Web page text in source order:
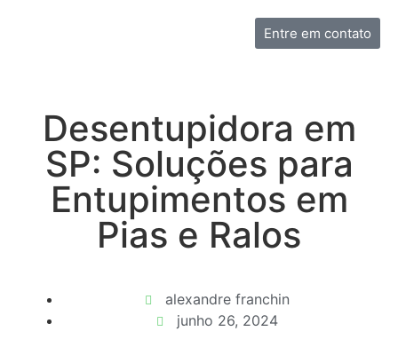
Entre em contato
Desentupidora em
SP: Soluções para
Entupimentos em
Pias e Ralos
alexandre franchin
junho 26, 2024